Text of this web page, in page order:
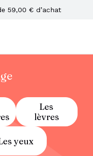
59,00 € d’achat
Les
lèvres
yeux